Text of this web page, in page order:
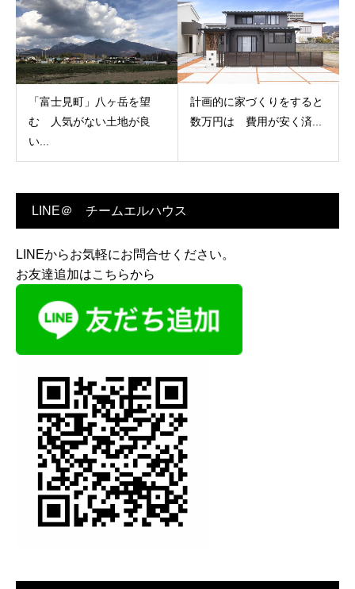
「富士見町」八ヶ岳を望
む 人気がない土地が良
い...
計画的に家づくりをすると
数万円は 費用が安く済...
LINE＠ チームエルハウス
LINEからお気軽にお問合せください。
お友達追加はこちらから